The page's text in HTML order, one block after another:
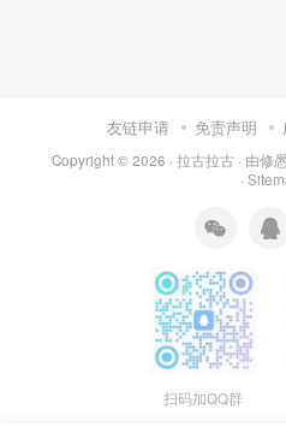
友链申请 免责声明
Copyright © 2026 · 拉古拉古 · 由修愚
·
扫码加QQ群